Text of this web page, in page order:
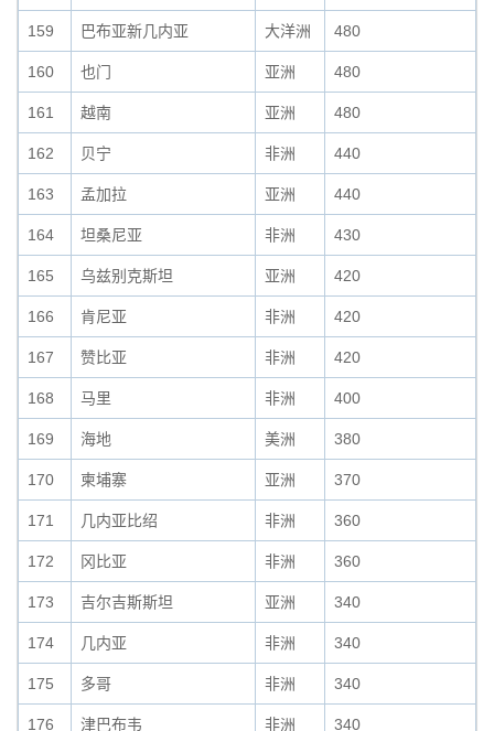
159 巴布亚新几内亚 大洋洲 480
160 也门 亚洲 480
161 越南 亚洲 480
162 贝宁 非洲 440
163 孟加拉 亚洲 440
164 坦桑尼亚 非洲 430
165 乌兹别克斯坦 亚洲 420
166 肯尼亚 非洲 420
167 赞比亚 非洲 420
168 马里 非洲 400
169 海地 美洲 380
170 柬埔寨 亚洲 370
171 几内亚比绍 非洲 360
172 冈比亚 非洲 360
173 吉尔吉斯斯坦 亚洲 340
174 几内亚 非洲 340
175 多哥 非洲 340
176 津巴布韦 非洲 340